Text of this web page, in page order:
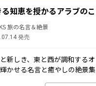
知恵を授かるアラブの
旅の名言＆絶景
発売
新しき、東と西が調和する
かせる名言と癒やしの絶景集